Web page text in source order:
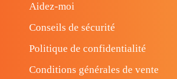
Aidez-moi
Conseils de sécurité
Politique de confidentialité
Conditions générales de vente